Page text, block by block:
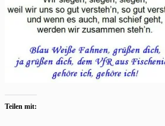
Teilen mit: